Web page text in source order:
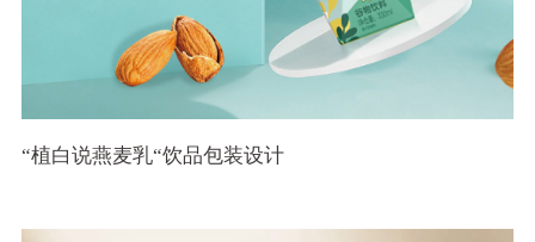
“植白说燕麦乳“饮品包装设计